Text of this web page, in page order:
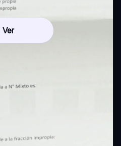
Ver